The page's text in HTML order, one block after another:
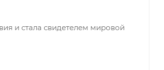
и стала свидетелем мировой